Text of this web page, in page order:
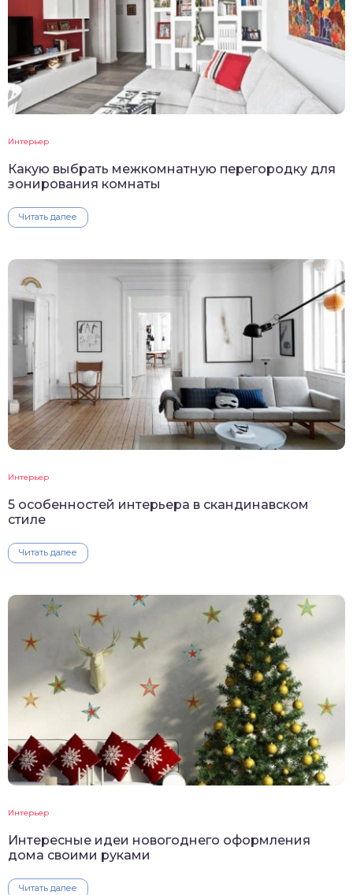
Интерьер
Какую выбрать межкомнатную перегородку для
зонирования комнаты
Читать далее
Интерьер
5 особенностей интерьера в скандинавском
стиле
Читать далее
Интерьер
Интересные идеи новогоднего оформления
дома своими руками
Читать далее